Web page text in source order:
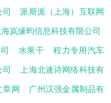
派斯派（上海）互联网
岚缘昀信息科技有限公司
水果干
程力专用汽车
上海北速诗网络科技有
章网
广州汉强金属制品有